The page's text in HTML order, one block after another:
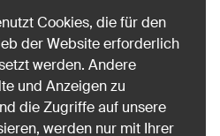
Cookies, die für den
der Website erforderlich
werden. Andere
und Anzeigen zu
die Zugriffe auf unsere
werden nur mit Ihrer